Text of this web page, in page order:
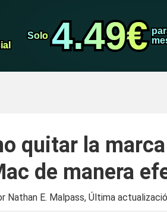
Solo
Solo 4.49€
4.49€
quitar la
de manera
Nathan E. Malpass, Última